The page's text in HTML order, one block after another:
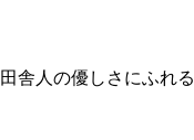
舎人の優しさにふれる